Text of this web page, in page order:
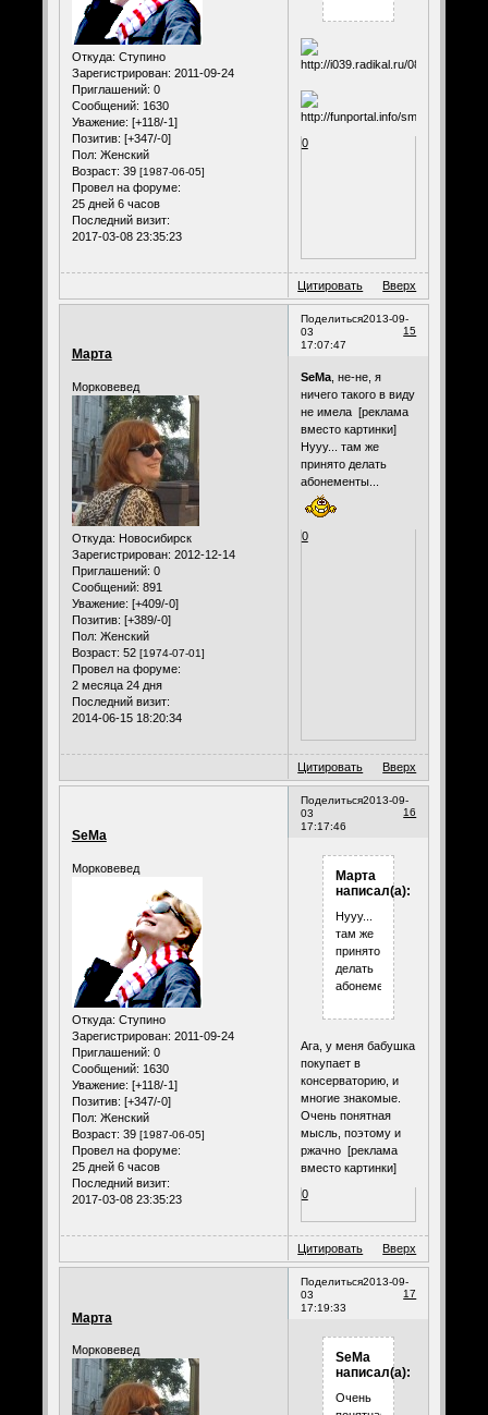
Откуда: Ступино
Зарегистрирован: 2011-09-24
Приглашений: 0
Сообщений: 1630
Уважение: [+118/-1]
Позитив: [+347/-0]
Пол: Женский
Возраст: 39 [1987-06-05]
Провел на форуме:
25 дней 6 часов
Последний визит:
2017-03-08 23:35:23
0
Цитировать Вверх
Поделиться
15
2013-09-
03
17:07:47
Марта
Морковевед
Откуда: Новосибирск
Зарегистрирован: 2012-12-14
Приглашений: 0
Сообщений: 891
Уважение: [+409/-0]
Позитив: [+389/-0]
Пол: Женский
Возраст: 52 [1974-07-01]
Провел на форуме:
2 месяца 24 дня
Последний визит:
2014-06-15 18:20:34
SeMa, не-не, я
ничего такого в виду
не имела [реклама
вместо картинки]
Нууу... там же
принято делать
абонементы...
0
Цитировать Вверх
Поделиться
16
2013-09-
03
17:17:46
SeMa
Морковевед
Откуда: Ступино
Зарегистрирован: 2011-09-24
Приглашений: 0
Сообщений: 1630
Уважение: [+118/-1]
Позитив: [+347/-0]
Пол: Женский
Возраст: 39 [1987-06-05]
Провел на форуме:
25 дней 6 часов
Последний визит:
2017-03-08 23:35:23
Марта
написал(а):
Нууу...
там же
принято
делать
абонементы.
Ага, у меня бабушка
покупает в
консерваторию, и
многие знакомые.
Очень понятная
мысль, поэтому и
ржачно [реклама
вместо картинки]
0
Цитировать Вверх
Поделиться
17
2013-09-
03
17:19:33
Марта
Морковевед
SeMa
написал(а):
Очень